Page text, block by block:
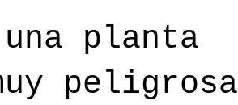
planta
peligrosa